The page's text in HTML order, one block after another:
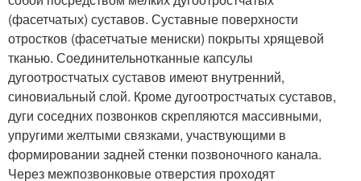
(фасетчатых) суставов. Суставные поверхности
отростков (фасетчатые мениски) покрыты хрящевой
тканью. Соединительнотканные капсулы
дугоотростчатых суставов имеют внутренний,
синовиальный слой. Кроме дугоотростчатых суставов,
дуги соседних позвонков скрепляются массивными,
упругими желтыми связками, участвующими в
формировании задней стенки позвоночного канала.
Через межпозвонковые отверстия проходят